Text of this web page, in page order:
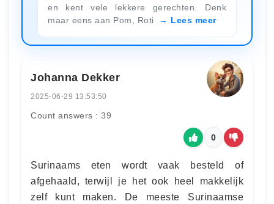
en kent vele lekkere gerechten. Denk
maar eens aan Pom, Roti
Lees meer
Johanna Dekker
2025-06-29 13:53:50
Count answers : 39
0
Surinaams eten wordt vaak besteld of
afgehaald, terwijl je het ook heel makkelijk
zelf kunt maken. De meeste Surinaamse